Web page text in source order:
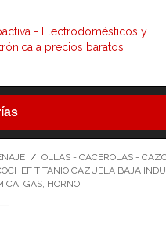
/ OLLAS - CACEROLAS -
TITANIO CAZUELA BAJA
GAS, HORNO